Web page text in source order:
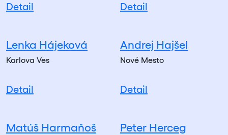
Detail Detail
Lenka Hájeková
Karlova Ves
Detail
Andrej Hajšel
Nové Mesto
Detail
Matúš Harmaňoš Peter Herceg